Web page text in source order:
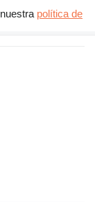
política de